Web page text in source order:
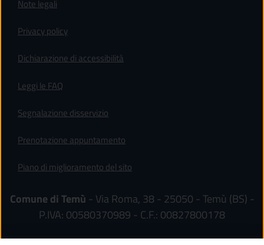
Note legali
Privacy policy
Dichiarazione di accessibilità
Leggi le FAQ
Segnalazione disservizio
Prenotazione appuntamento
Piano di miglioramento del sito
Comune di Temù - Via Roma, 38 - 25050 - Temù (BS) -
P.IVA: 00580370989 - C.F.: 00827800178